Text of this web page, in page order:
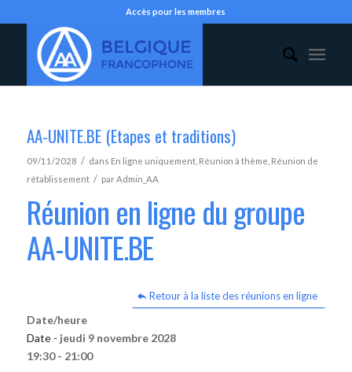
Accès pour les membres
AA-UNITE.BE (Etapes et traditions)
09/11/2028 / dans En ligne uniquement, Réunion à thème Réunion de
rétablissement / parAdmin_AA
Réunion en ligne du groupe
AA-UNITE.BE
Retour à la liste des réunions en ligne
Date/heure
Date - jeudi 9 novembre 2028
19:30 - 21:00